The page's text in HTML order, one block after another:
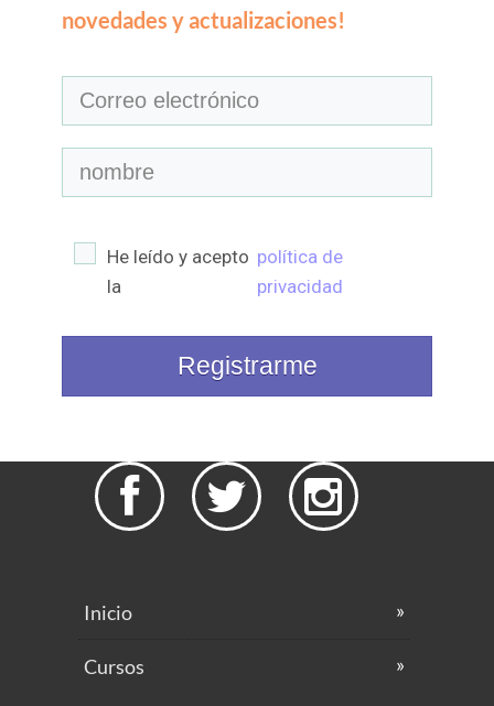
novedades y actualizaciones!
He leído y acepto
la
política de
privacidad
Registrarme
  
Inicio
Cursos